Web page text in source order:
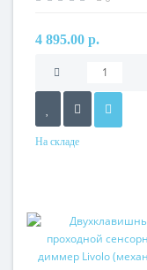
4 895.00 р.
На складе